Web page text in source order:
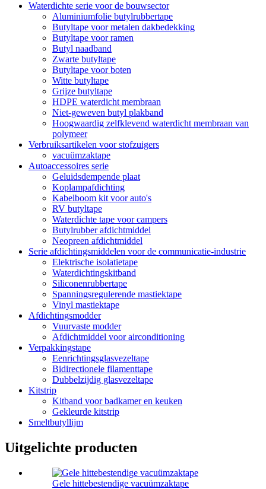
Waterdichte serie voor de bouwsector
Aluminiumfolie butylrubbertape
Butyltape voor metalen dakbedekking
Butyltape voor ramen
Butyl naadband
Zwarte butyltape
Butyltape voor boten
Witte butyltape
Grijze butyltape
HDPE waterdicht membraan
Niet-geweven butyl plakband
Hoogwaardig zelfklevend waterdicht membraan van
polymeer
Verbruiksartikelen voor stofzuigers
vacuümzaktape
Autoaccessoires serie
Geluidsdempende plaat
Koplampafdichting
Kabelboom kit voor auto's
RV butyltape
Waterdichte tape voor campers
Butylrubber afdichtmiddel
Neopreen afdichtmiddel
Serie afdichtingsmiddelen voor de communicatie-industrie
Elektrische isolatietape
Waterdichtingskitband
Siliconenrubbertape
Spanningsregulerende mastiektape
Vinyl mastiektape
Afdichtingsmodder
Vuurvaste modder
Afdichtmiddel voor airconditioning
Verpakkingstape
Eenrichtingsglasvezeltape
Bidirectionele filamenttape
Dubbelzijdig glasvezeltape
Kitstrip
Kitband voor badkamer en keuken
Gekleurde kitstrip
Smeltbutyllijm
Uitgelichte producten
Gele hittebestendige vacuümzaktape